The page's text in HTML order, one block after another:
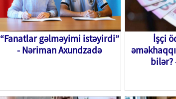
“Fanatlar gəlməyimi istəyirdi”
- Nəriman Axundzadə
İşçi
bilər?